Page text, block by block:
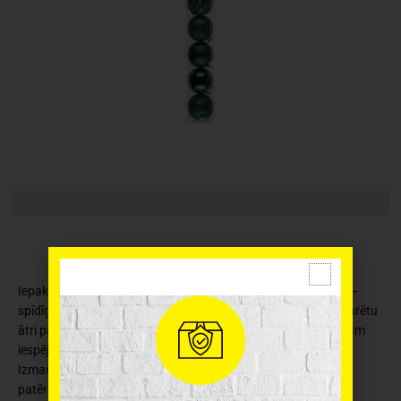
Iepakojumā ir 9 egles bumbas ar četrām dažādām apdarēm –
spīdīgas, mirdzošas matētas un ar mežģīnes rakstu, lai jūs varētu
ātri papildināt savu dekorāciju kolekciju un dekorēt ar vairākām
iespējām. Iepriekš piestiprinātas piekarināšanas aukliņas.
Izmantotais materiāls ir 55% pārstrādāta plastmasa no
patērētājiem un rūpnieciskajiem atkritumiem.